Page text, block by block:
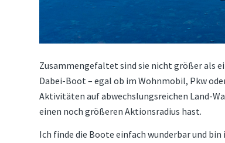
Zusammengefaltet sind sie nicht größer als
Dabei-Boot – egal ob im Wohnmobil, Pkw
Aktivitäten auf abwechslungsreichen Land-
einen noch größeren Aktionsradius hast.
Ich finde die Boote einfach wunderbar und